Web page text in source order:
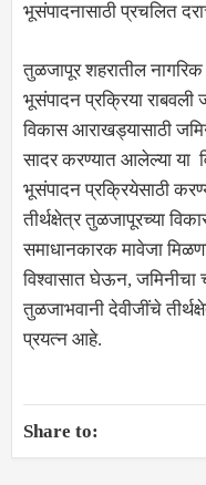
भूसंपादनासाठी प्रचलित
तुळजापूर शहरातील
भूसंपादन प्रक्रिया
विकास आराखड्यासाठी
सादर करण्यात आलेल्या
भूसंपादन प्रक्रियेसाठी
तीर्थक्षेत्र तुळजापूरच्या
समाधानकारक मावेजा
विश्वासात घेऊन,
तुळजाभवानी देवीजींचे
प्रयत्न आहे.
Share to: